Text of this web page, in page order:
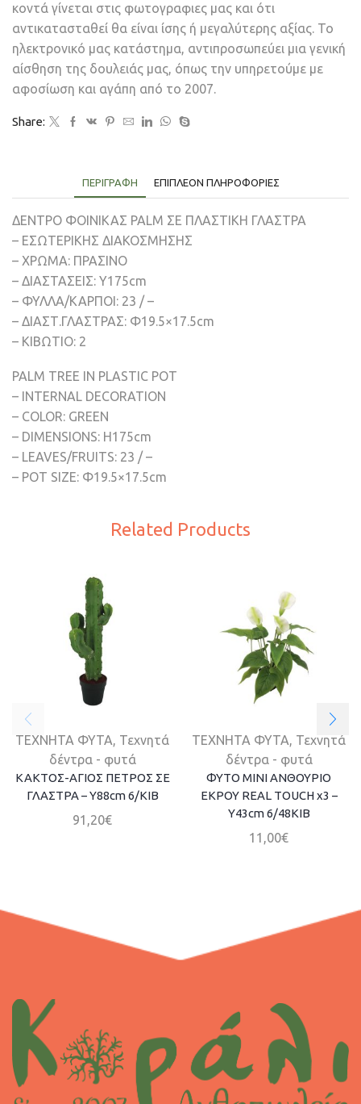
κοντά γίνεται στις φωτογραφιες μας και ότι
αντικατασταθεί θα είναι ίσης ή μεγαλύτερης αξίας. Το
ηλεκτρονικό μας κατάστημα, αντιπροσωπεύει μια γενική
αίσθηση της δουλειάς μας, όπως την υπηρετούμε με
αφοσίωση και αγάπη από το 2007.
Share:
ΠΕΡΙΓΡΑΦΉ ΕΠΙΠΛΈΟΝ ΠΛΗΡΟΦΟΡΊΕΣ
ΔΕΝΤΡΟ ΦΟΙΝΙΚΑΣ PALM ΣΕ ΠΛΑΣΤΙΚΗ ΓΛΑΣΤΡΑ
– ΕΣΩΤΕΡΙΚΗΣ ΔΙΑΚΟΣΜΗΣΗΣ
– ΧΡΩΜΑ: ΠΡΑΣΙΝΟ
– ΔΙΑΣΤΑΣΕΙΣ: Υ175cm
– ΦΥΛΛΑ/ΚΑΡΠΟΙ: 23 / –
– ΔΙΑΣΤ.ΓΛΑΣΤΡΑΣ: Φ19.5×17.5cm
– ΚΙΒΩΤΙΟ: 2
PALM TREE IN PLASTIC POT
– INTERNAL DECORATION
– COLOR: GREEN
– DIMENSIONS: H175cm
– LEAVES/FRUITS: 23 / –
– POT SIZE: Φ19.5×17.5cm
Related Products
ΤΕΧΝΗΤΑ ΦΥΤΑ, Τεχνητά
δέντρα - φυτά
ΚΑΚΤΟΣ-ΑΓΙΟΣ ΠΕΤΡΟΣ ΣΕ
ΓΛΑΣΤΡΑ – Υ88cm 6/ΚΙΒ
91,20€
ΤΕΧΝΗΤΑ ΦΥΤΑ, Τεχνητά
δέντρα - φυτά
ΦΥΤΟ ΜΙΝΙ ΑΝΘΟΥΡΙΟ
ΕΚΡΟΥ REAL TOUCH x3 –
Y43cm 6/48KIB
11,00€